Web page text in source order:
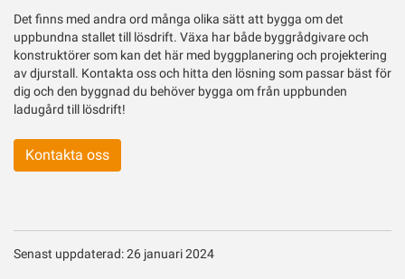
Det finns med andra ord många olika sätt att bygga om det
uppbundna stallet till lösdrift. Växa har både byggrådgivare och
konstruktörer som kan det här med byggplanering och projektering
av djurstall. Kontakta oss och hitta den lösning som passar bäst för
dig och den byggnad du behöver bygga om från uppbunden
ladugård till lösdrift!
Kontakta oss
Senast uppdaterad: 26 januari 2024